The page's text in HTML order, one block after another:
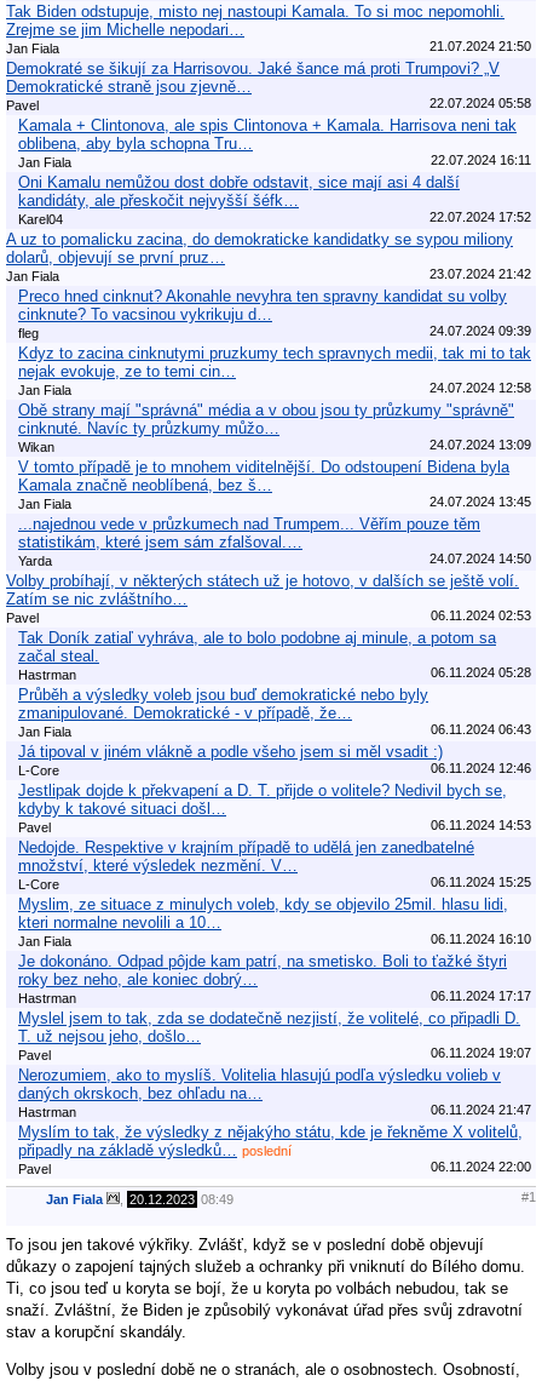
Tak Biden odstupuje, misto nej nastoupi Kamala. To si moc nepomohli.
Zrejme se jim Michelle nepodari…
Jan Fiala 21.07.2024 21:50
Demokraté se šikují za Harrisovou. Jaké šance má proti Trumpovi? „V
Demokratické straně jsou zjevně…
Pavel 22.07.2024 05:58
Kamala + Clintonova, ale spis Clintonova + Kamala. Harrisova neni tak
oblibena, aby byla schopna Tru…
Jan Fiala 22.07.2024 16:11
Oni Kamalu nemůžou dost dobře odstavit, sice mají asi 4 další
kandidáty, ale přeskočit nejvyšší šéfk…
Karel04 22.07.2024 17:52
A uz to pomalicku zacina, do demokraticke kandidatky se sypou miliony
dolarů, objevují se první pruz…
Jan Fiala 23.07.2024 21:42
Preco hned cinknut? Akonahle nevyhra ten spravny kandidat su volby
cinknute? To vacsinou vykrikuju d…
fleg 24.07.2024 09:39
Kdyz to zacina cinknutymi pruzkumy tech spravnych medii, tak mi to tak
nejak evokuje, ze to temi cin…
Jan Fiala 24.07.2024 12:58
Obě strany mají "správná" média a v obou jsou ty průzkumy "správně"
cinknuté. Navíc ty průzkumy můžo…
Wikan 24.07.2024 13:09
V tomto případě je to mnohem viditelnější. Do odstoupení Bidena byla
Kamala značně neoblíbená, bez š…
Jan Fiala 24.07.2024 13:45
...najednou vede v průzkumech nad Trumpem... Věřím pouze těm
statistikám, které jsem sám zfalšoval.…
Yarda 24.07.2024 14:50
Volby probíhají, v některých státech už je hotovo, v dalších se ještě volí.
Zatím se nic zvláštního…
Pavel 06.11.2024 02:53
Tak Doník zatiaľ vyhráva, ale to bolo podobne aj minule, a potom sa
začal steal.
Hastrman 06.11.2024 05:28
Průběh a výsledky voleb jsou buď demokratické nebo byly
zmanipulované. Demokratické - v případě, že…
Jan Fiala 06.11.2024 06:43
Já tipoval v jiném vlákně a podle všeho jsem si měl vsadit :)
L-Core 06.11.2024 12:46
Jestlipak dojde k překvapení a D. T. přijde o volitele? Nedivil bych se,
kdyby k takové situaci došl…
Pavel 06.11.2024 14:53
Nedojde. Respektive v krajním případě to udělá jen zanedbatelné
množství, které výsledek nezmění. V…
L-Core 06.11.2024 15:25
Myslim, ze situace z minulych voleb, kdy se objevilo 25mil. hlasu lidi,
kteri normalne nevolili a 10…
Jan Fiala 06.11.2024 16:10
Je dokonáno. Odpad pôjde kam patrí, na smetisko. Boli to ťažké štyri
roky bez neho, ale koniec dobrý…
Hastrman 06.11.2024 17:17
Myslel jsem to tak, zda se dodatečně nezjistí, že volitelé, co připadli D.
T. už nejsou jeho, došlo…
Pavel 06.11.2024 19:07
Nerozumiem, ako to myslíš. Volitelia hlasujú podľa výsledku volieb v
daných okrskoch, bez ohľadu na…
Hastrman 06.11.2024 21:47
Myslím to tak, že výsledky z nějakýho státu, kde je řekněme X volitelů,
připadly na základě výsledků…
poslední
Pavel
06.11.2024 22:00
Jan Fiala 20.12.2023 08:49 #1
To jsou jen takové výkřiky. Zvlášť, když se v poslední době objevují
důkazy o zapojení tajných služeb a ochranky při vniknutí do Bílého domu.
Ti, co jsou teď u koryta se bojí, že u koryta po volbách nebudou, tak se
snaží. Zvláštní, že Biden je způsobilý vykonávat úřad přes svůj zdravotní
stav a korupční skandály.
Volby jsou v poslední době ne o stranách, ale o osobnostech. Osobností,